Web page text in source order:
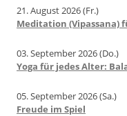
21. August 2026 (Fr.)
Meditation (Vipassana)
03. September 2026 (Do.)
Yoga für jedes Alter:
05. September 2026 (Sa.)
Freude im Spiel